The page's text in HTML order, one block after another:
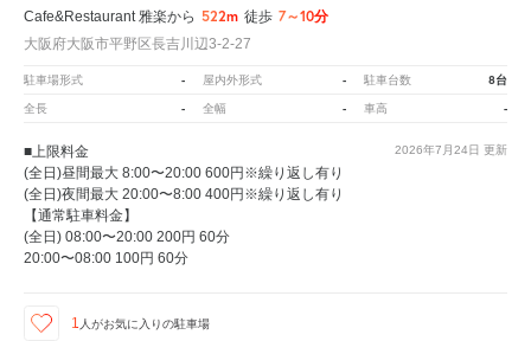
Cafe&Restaurant 雅楽から 522m 徒歩 7～10分
大阪府大阪市平野区長吉川辺3-2-27
駐車場形式 - 屋内外形式 - 駐車台数 8台
全長 - 全幅 - 車高 -
2026年7月24日 更新
■上限料金
(全日)昼間最大 8:00〜20:00 600円※繰り返し有り
(全日)夜間最大 20:00〜8:00 400円※繰り返し有り
【通常駐車料金】
(全日) 08:00〜20:00 200円 60分
20:00〜08:00 100円 60分
1 人がお気に入りの駐車場